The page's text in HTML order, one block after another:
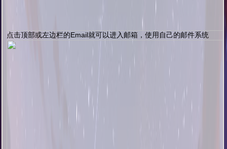
点击顶部或左边栏的Email就可以进入邮箱，使用自己的邮件系统